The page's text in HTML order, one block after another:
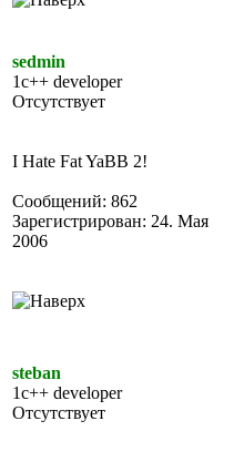
sedmin
1c++ developer
Отсутствует
I Hate Fat YaBB 2!
Сообщений: 862
Зарегистрирован: 24. Мая
2006
steban
1c++ developer
Отсутствует